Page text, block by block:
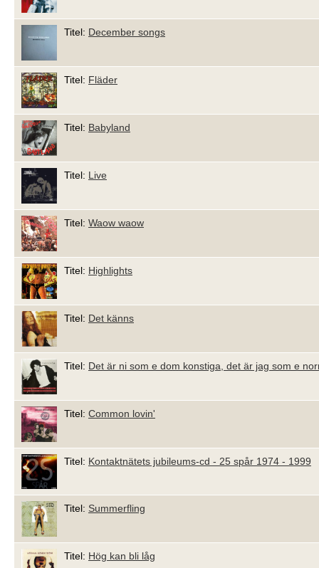
Titel: December songs
Titel: Fläder
Titel: Babyland
Titel: Live
Titel: Waow waow
Titel: Highlights
Titel: Det känns
Titel: Det är ni som e dom konstiga, det är jag som e
Titel: Common lovin'
Titel: Kontaktnätets jubileums-cd - 25 spår 1974 - 1999
Titel: Summerfling
Titel: Hög kan bli låg